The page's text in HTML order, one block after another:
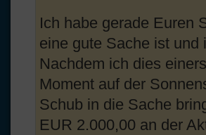
Ich habe gerade Euren
eine gute Sache ist
Nachdem ich dies
Moment auf der
Schub in die Sache
EUR 2.000,00 an der